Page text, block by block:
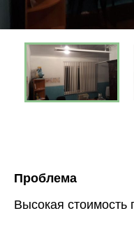
Проблема
Высокая стоимость